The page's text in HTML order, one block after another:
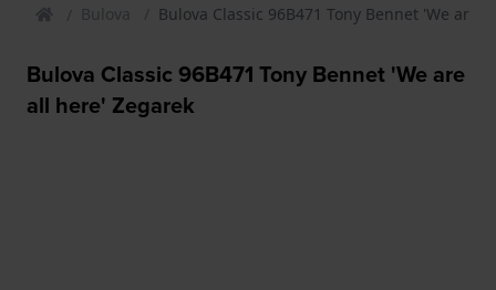
Bulova Bulova Classic 96B471 Tony Bennet 'We are
Bulova Classic 96B471 Tony Bennet 'We are
all here' Zegarek